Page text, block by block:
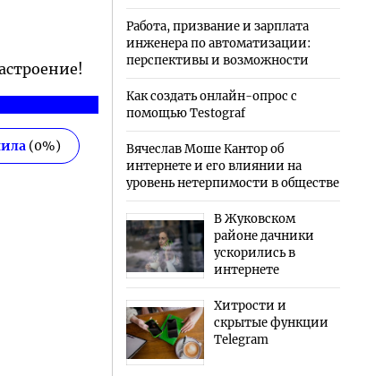
(0%)
Работа, призвание и зарплата
инженера по автоматизации:
перспективы и возможности
Как создать онлайн-опрос с
помощью Testograf
Вячеслав Моше Кантор об
интернете и его влиянии на
уровень нетерпимости в обществе
В Жуковском
районе дачники
ускорились в
интернете
Хитрости и
скрытые функции
Telegram